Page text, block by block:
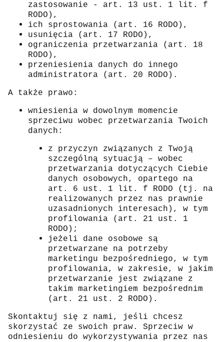
zastosowanie - art. 13 ust. 1 lit. f
RODO),
ich sprostowania (art. 16 RODO),
usunięcia (art. 17 RODO),
ograniczenia przetwarzania (art. 18
RODO),
przeniesienia danych do innego
administratora (art. 20 RODO).
A także prawo:
wniesienia w dowolnym momencie
sprzeciwu wobec przetwarzania Twoich
danych:
z przyczyn związanych z Twoją
szczególną sytuacją – wobec
przetwarzania dotyczących Ciebie
danych osobowych, opartego na
art. 6 ust. 1 lit. f RODO (tj. na
realizowanych przez nas prawnie
uzasadnionych interesach), w tym
profilowania (art. 21 ust. 1
RODO);
jeżeli dane osobowe są
przetwarzane na potrzeby
marketingu bezpośredniego, w tym
profilowania, w zakresie, w jakim
przetwarzanie jest związane z
takim marketingiem bezpośrednim
(art. 21 ust. 2 RODO).
Skontaktuj się z nami, jeśli chcesz
skorzystać ze swoich praw. Sprzeciw w
odniesieniu do wykorzystywania przez nas